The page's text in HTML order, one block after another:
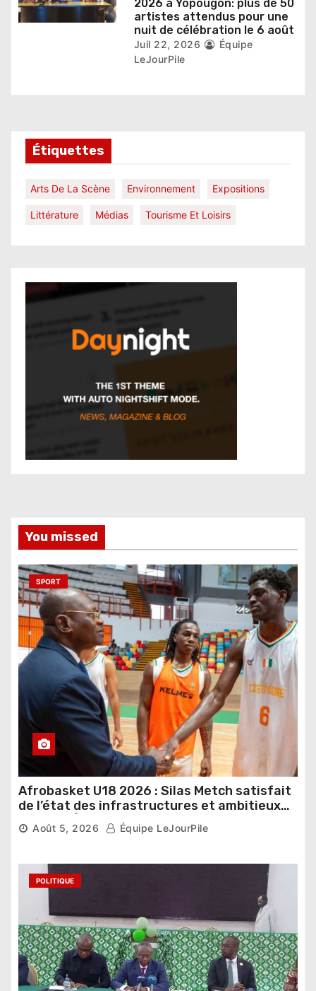
2026 à Yopougon: plus de 50
artistes attendus pour une
nuit de célébration le 6 août
Juil 22, 2026
Équipe
LeJourPile
Étiquettes
Arts De La Scène Environnement Expositions
Littérature Médias Tourisme Et Loisirs
You missed
SPORT
Afrobasket U18 2026 : Silas Metch satisfait
de l’état des infrastructures et ambitieux
pour les Éléphants
Août 5, 2026 Équipe LeJourPile
POLITIQUE